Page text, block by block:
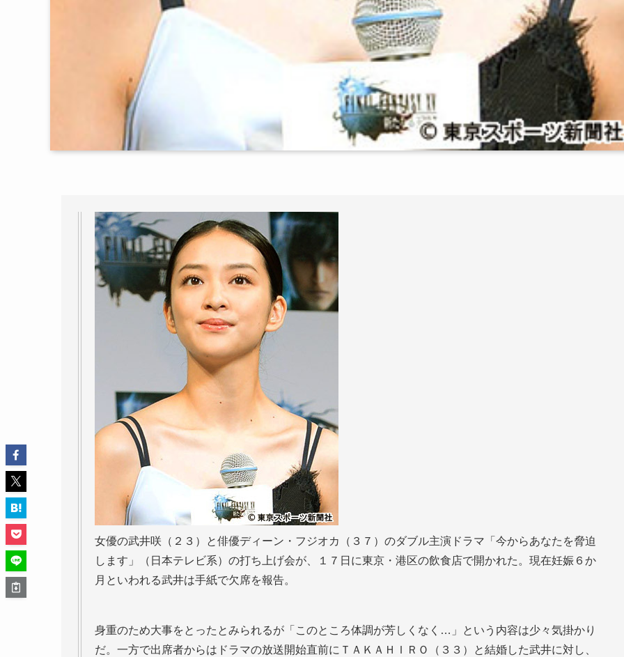
女優の武井咲（２３）と俳優ディーン・フジオカ（３７）のダブル主演ドラマ「今からあなたを脅迫
します」（日本テレビ系）の打ち上げ会が、１７日に東京・港区の飲食店で開かれた。現在妊娠６か
月といわれる武井は手紙で欠席を報告。
身重のため大事をとったとみられるが「このところ体調が芳しくなく…」という内容は少々気掛かり
だ。一方で出席者からはドラマの放送開始直前にＴＡＫＡＨＩＲＯ（３３）と結婚した武井に対し、